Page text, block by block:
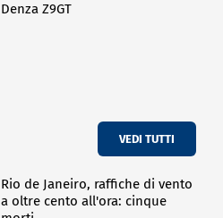
Denza Z9GT
VEDI TUTTI
Rio de Janeiro, raffiche di vento
a oltre cento all'ora: cinque